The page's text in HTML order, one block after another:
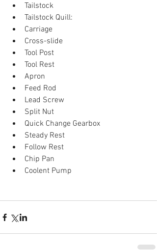
Tailstock
Tailstock Quill:
Carriage
Cross-slide
Tool Post
Tool Rest
Apron
Feed Rod
Lead Screw
Split Nut
Quick Change Gearbox
Steady Rest
Follow Rest
Chip Pan
Coolent Pump